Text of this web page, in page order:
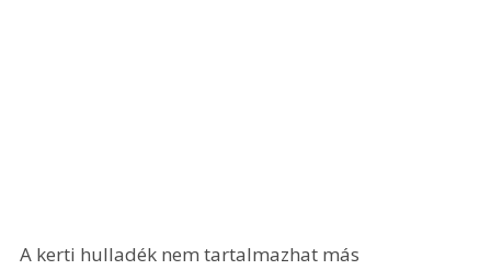
A kerti hulladék nem tartalmazhat más